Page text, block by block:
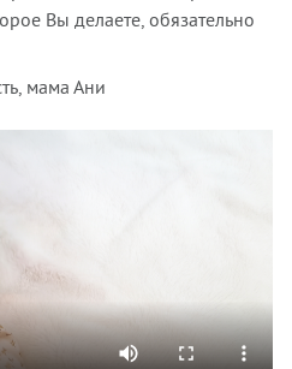
Вы делаете, обязательно
мама Ани